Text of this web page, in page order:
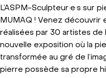
L’ASPM-Sculpteur·e·s sur
MUMAQ ! Venez
réalisées par 30 artistes de
nouvelle exposition où la
transformée au gré de
pierre possède sa propre